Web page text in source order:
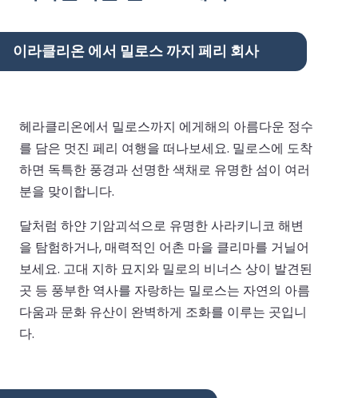
이라클리온 에서 밀로스 까지 페리 회사
헤라클리온에서 밀로스까지 에게해의 아름다운 정수
를 담은 멋진 페리 여행을 떠나보세요. 밀로스에 도착
하면 독특한 풍경과 선명한 색채로 유명한 섬이 여러
분을 맞이합니다.
달처럼 하얀 기암괴석으로 유명한 사라키니코 해변
을 탐험하거나, 매력적인 어촌 마을 클리마를 거닐어
보세요. 고대 지하 묘지와 밀로의 비너스 상이 발견된
곳 등 풍부한 역사를 자랑하는 밀로스는 자연의 아름
다움과 문화 유산이 완벽하게 조화를 이루는 곳입니
다.